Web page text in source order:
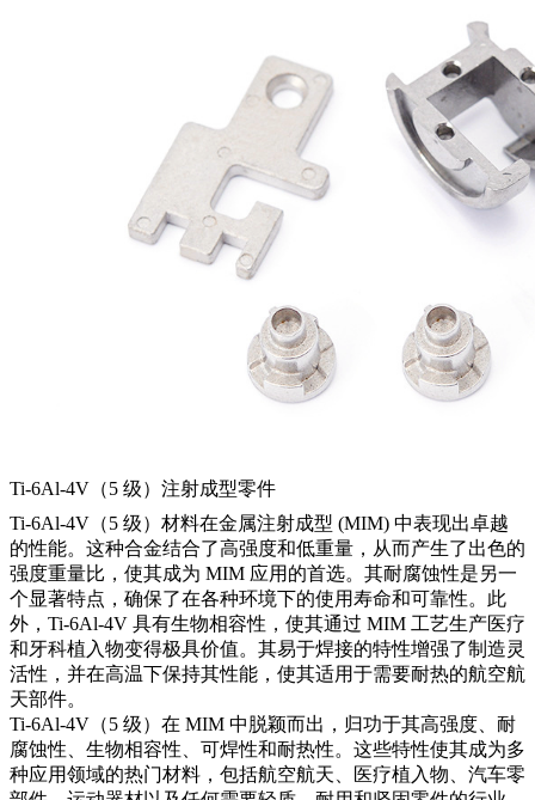
Ti-6Al-4V（5 级）注射成型零件
Ti-6Al-4V（5 级）材料在金属注射成型 (MIM) 中表现出卓越
的性能。这种合金结合了高强度和低重量，从而产生了出色的
强度重量比，使其成为 MIM 应用的首选。其耐腐蚀性是另一
个显著特点，确保了在各种环境下的使用寿命和可靠性。此
外，Ti-6Al-4V 具有生物相容性，使其通过 MIM 工艺生产医疗
和牙科植入物变得极具价值。其易于焊接的特性增强了制造灵
活性，并在高温下保持其性能，使其适用于需要耐热的航空航
天部件。
Ti-6Al-4V（5 级）在 MIM 中脱颖而出，归功于其高强度、耐
腐蚀性、生物相容性、可焊性和耐热性。这些特性使其成为多
种应用领域的热门材料，包括航空航天、医疗植入物、汽车零